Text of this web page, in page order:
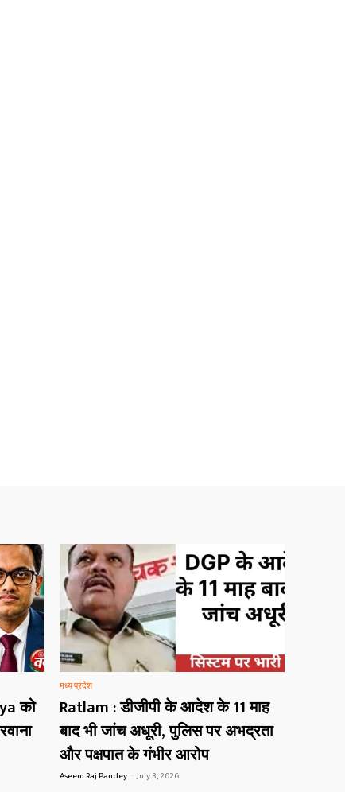
को
मध्य प्रदेश
Ratlam : डीजीपी के आदेश के 11 माह
बाद भी जांच अधूरी, पुलिस पर अभद्रता
और पक्षपात के गंभीर आरोप
Aseem Raj Pandey - July 3, 2026